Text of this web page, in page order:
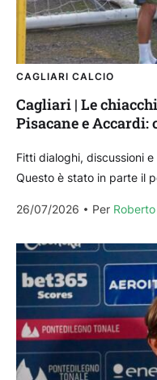
CAGLIARI CALCIO
Cagliari | Le
Pisacane e Accardi:
Fitti dialoghi, discussioni
Questo è stato in parte il
26/07/2026
Per